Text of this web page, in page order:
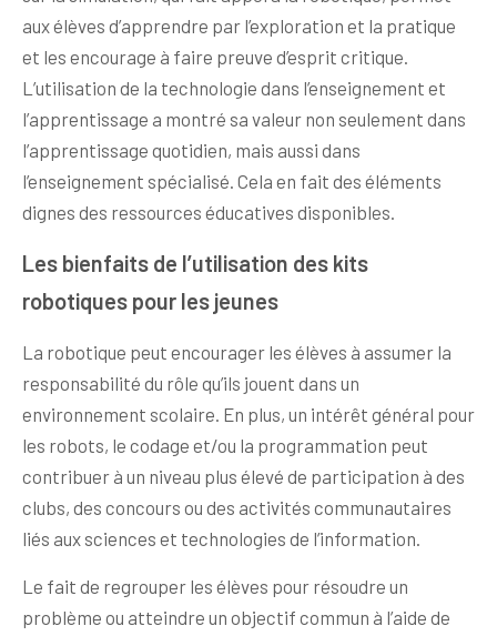
aux élèves d’apprendre par l’exploration et la pratique
et les encourage à faire preuve d’esprit critique.
L’utilisation de la technologie dans l’enseignement et
l’apprentissage a montré sa valeur non seulement dans
l’apprentissage quotidien, mais aussi dans
l’enseignement spécialisé. Cela en fait des éléments
dignes des ressources éducatives disponibles.
Les bienfaits de l’utilisation des kits
robotiques pour les jeunes
La robotique peut encourager les élèves à assumer la
responsabilité du rôle qu’ils jouent dans un
environnement scolaire. En plus, un intérêt général pour
les robots, le codage et/ou la programmation peut
contribuer à un niveau plus élevé de participation à des
clubs, des concours ou des activités communautaires
liés aux sciences et technologies de l’information.
Le fait de regrouper les élèves pour résoudre un
problème ou atteindre un objectif commun à l’aide de